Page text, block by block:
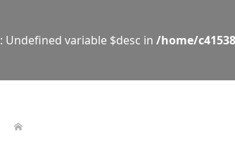
: Undefined variable $desc in /home/